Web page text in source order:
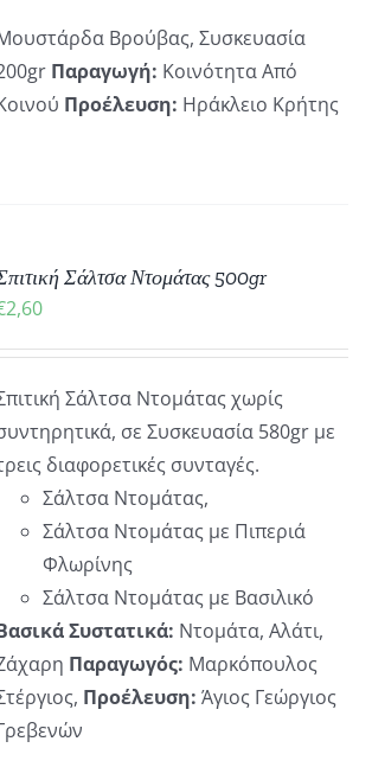
Βρούβας, Συσκευασία
Παραγωγή: Κοινότητα Από
Προέλευση: Ηράκλειο Κρήτης
Σάλτσα Ντομάτας 500gr
2,60
Σάλτσα Ντομάτας χωρίς
σε Συσκευασία 580gr με
διαφορετικές συνταγές.
Σάλτσα Ντομάτας,
Σάλτσα Ντομάτας με Πιπεριά
Φλωρίνης
Σάλτσα Ντομάτας με Βασιλικό
Συστατικά: Ντομάτα, Αλάτι,
Παραγωγός: Μαρκόπουλος
Προέλευση: Άγιος Γεώργιος